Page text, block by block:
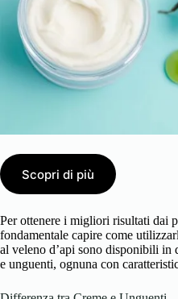
Scopri di più
Per ottenere i migliori risultati dai
fondamentale capire come
al veleno d’api sono disponibili in
e unguenti, ognuna con